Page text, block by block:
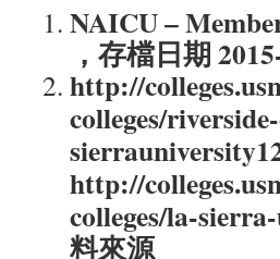
NAICU –
，存檔日期
http://
colleges/
http://
colleges/la-
料來源